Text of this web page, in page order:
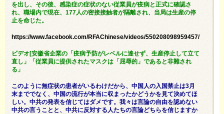
を出し、その後、感染症の症状のない従業員が疫病と正式に確認さ
れ、職場内で現在、177人の密接接触者が隔離され、当局は生産の停
止を命じた。
https://www.facebook.com/RFAChinese/videos/550208098959457/
ビデオ[安徽省企業の「疫病予防がレベルに達せず、生産停止して立て
直し」「従業員に提供されたマスクは「屈辱的」であると非難され
る」
このように無症状の患者がいるわけだから、中国人の入国禁止は3月
末まででなく、中国の流行が本当に収まったかどうかを見て決めてほ
しい。中共の発表を信じてはダメです。我々は言論の自由を認めない
中共の言うことと、中共に反対する人たちの言論どちらを信じますか